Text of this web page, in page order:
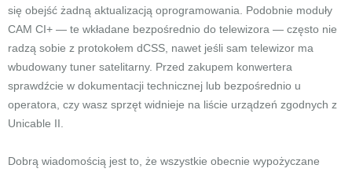
się obejść żadną aktualizacją oprogramowania. Podobnie moduły
CAM CI+ — te wkładane bezpośrednio do telewizora — często nie
radzą sobie z protokołem dCSS, nawet jeśli sam telewizor ma
wbudowany tuner satelitarny. Przed zakupem konwertera
sprawdźcie w dokumentacji technicznej lub bezpośrednio u
operatora, czy wasz sprzęt widnieje na liście urządzeń zgodnych z
Unicable II.
Dobrą wiadomością jest to, że wszystkie obecnie wypożyczane